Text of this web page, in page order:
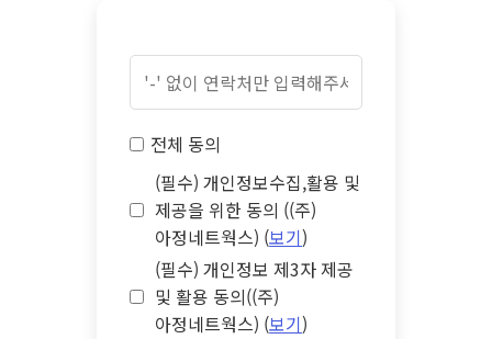
전체 동의
(필수) 개인정보수집,활용 및
제공을 위한 동의 ((주)
아정네트웍스) (보기)
(필수) 개인정보 제3자 제공
및 활용 동의((주)
아정네트웍스) (보기)